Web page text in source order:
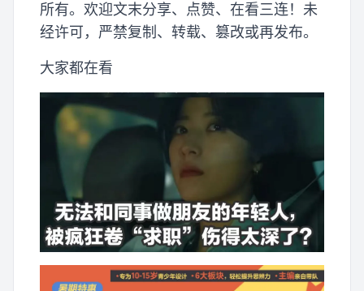
所有。欢迎文末分享、点赞、在看三连！未
经许可，严禁复制、转载、篡改或再发布。
大家都在看